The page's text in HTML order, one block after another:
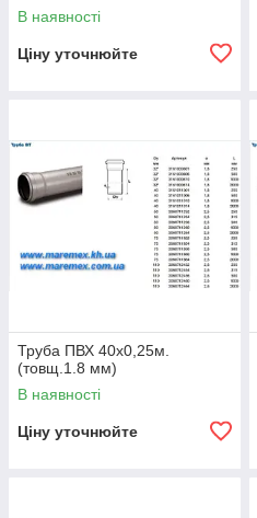
В наявності
Ціну уточнюйте
Труба ПВХ 40х0,25м.
(товщ.1.8 мм)
В наявності
Ціну уточнюйте